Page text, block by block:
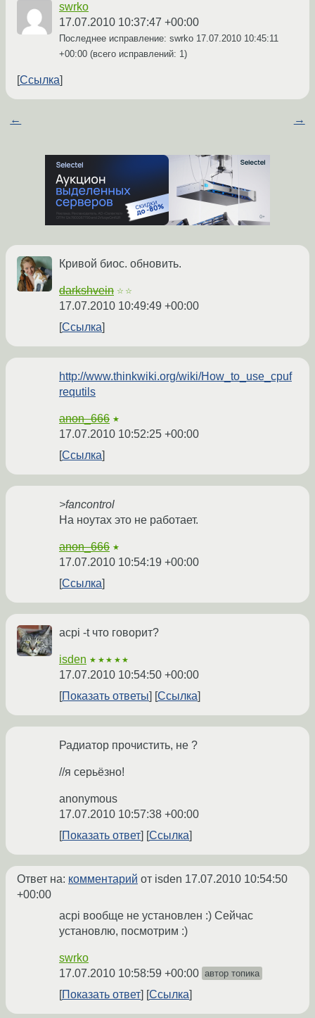
swrko
17.07.2010 10:37:47 +00:00
Последнее исправление: swrko 17.07.2010 10:45:11
+00:00 (всего исправлений: 1)
Ссылка
← →
Кривой биос. обновить.
darkshvein ☆☆
17.07.2010 10:49:49 +00:00
Ссылка
http://www.thinkwiki.org/wiki/How_to_use_cpuf
requtils
anon_666 ★
17.07.2010 10:52:25 +00:00
Ссылка
>fancontrol
На ноутах это не работает.
anon_666 ★
17.07.2010 10:54:19 +00:00
Ссылка
acpi -t что говорит?
isden ★★★★★
17.07.2010 10:54:50 +00:00
Показать ответы
Ссылка
Радиатор прочистить, не ?
//я серьёзно!
anonymous
17.07.2010 10:57:38 +00:00
Показать ответ
Ссылка
Ответ на: комментарий от isden 17.07.2010 10:54:50
+00:00
acpi вообще не установлен :) Сейчас
установлю, посмотрим :)
swrko
17.07.2010 10:58:59 +00:00 автор топика
Показать ответ Ссылка